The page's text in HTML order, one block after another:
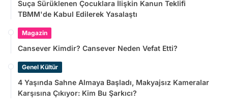
Suça Sürüklenen Çocuklara İlişkin Kanun Teklifi
TBMM'de Kabul Edilerek Yasalaştı
Magazin
Cansever Kimdir? Cansever Neden Vefat Etti?
Genel Kültür
4 Yaşında Sahne Almaya Başladı, Makyajsız Kameralar
Karşısına Çıkıyor: Kim Bu Şarkıcı?